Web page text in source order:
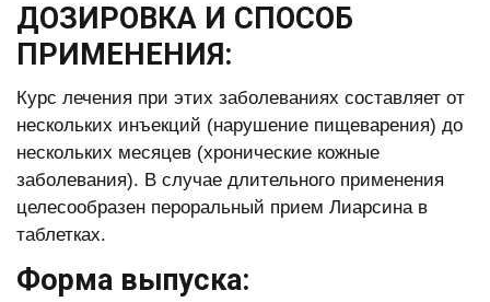
ДОЗИРОВКА И СПОСОБ
ПРИМЕНЕНИЯ:
Курс лечения при этих заболеваниях составляет от
нескольких инъекций (нарушение пищеварения) до
нескольких месяцев (хронические кожные
заболевания). В случае длительного применения
целесообразен пероральный прием Лиарсина в
таблетках.
Форма выпуска: